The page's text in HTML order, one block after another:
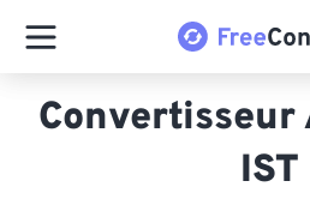
Convertisseur
IST